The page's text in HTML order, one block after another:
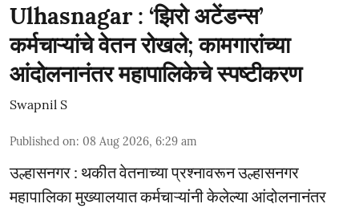
Ulhasnagar : ‘झिरो अटेंडन्स’
कर्मचाऱ्यांचे वेतन रोखले; कामगारांच्या
आंदोलनानंतर महापालिकेचे स्पष्टीकरण
Swapnil S
Published on: 08 Aug 2026, 6:29 am
उल्हासनगर : थकीत वेतनाच्या प्रश्नावरून उल्हासनगर
महापालिका मुख्यालयात कर्मचाऱ्यांनी केलेल्या आंदोलनानंतर